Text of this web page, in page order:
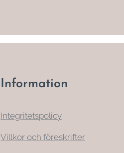
Information
Integritetspolicy
Villkor och föreskrifter